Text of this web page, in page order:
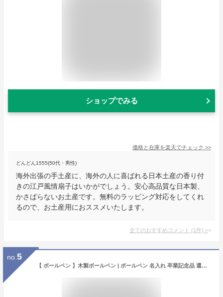
ショップでみる
価格と在庫を楽天でチェック >>
どんどん1555(50代・男性)
海外出張の手土産に、海外の人に喜ばれる日本土産の香り付
きの江戸風情扇子はいかがでしょう。安心高品質な日本製、
かさばらないお土産です。無料のラッピング対応をしてくれ
るので、お土産用におススメいたします。
全てのおすすめコメント (1件) >
no. 5
【 ボールペン 】木製ボールペン | ボールペン 名入れ 卒業記念品 還暦祝い 記念品 誕生日 ペン 名入れ無料 ギフト ショップ 記念日のお店 退職祝い かっこいい 1個から 部活 引退 プレゼント 男性 女性 転勤 お礼 プレゼント お礼の品 退職 合格祝い 就職祝い 入社